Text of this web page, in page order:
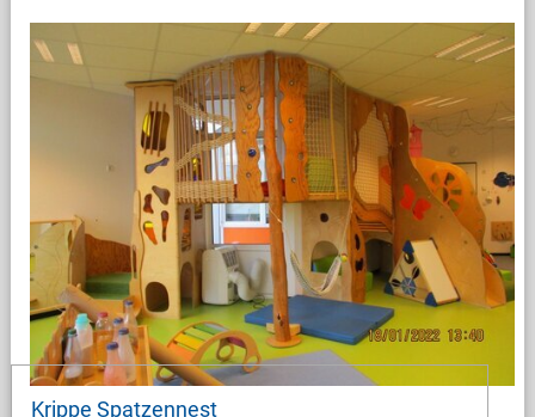
Krippe Spatzennest